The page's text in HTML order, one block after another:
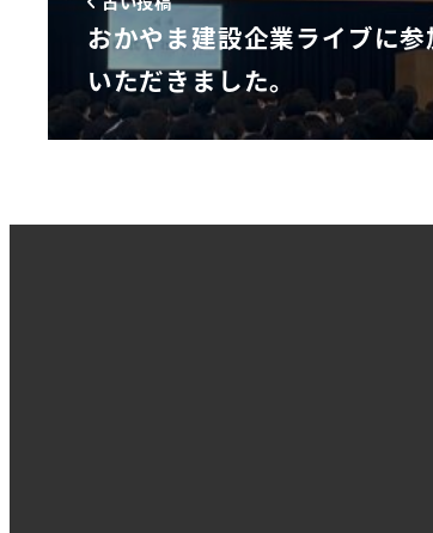
おかやま建設企業ライブに参
いただきました。